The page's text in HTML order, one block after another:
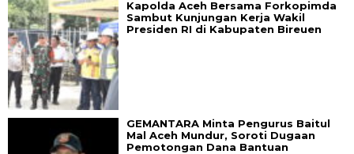
Kapolda Aceh Bersama Forkopimda
Sambut Kunjungan Kerja Wakil
Presiden RI di Kabupaten Bireuen
GEMANTARA Minta Pengurus Baitul
Mal Aceh Mundur, Soroti Dugaan
Pemotongan Dana Bantuan